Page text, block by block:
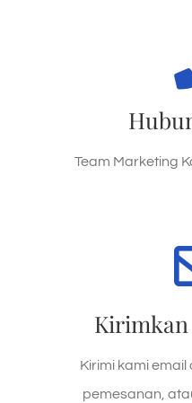
Team Marketing
Telpon
0761
Kirimkan
Kirimi kami
pemesanan,